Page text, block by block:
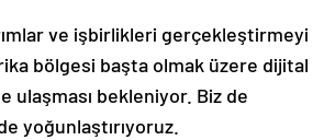
ve işbirlikleri gerçekleştirmeyi
bölgesi başta olmak üzere dijital
ulaşması bekleniyor. Biz de
yoğunlaştırıyoruz.